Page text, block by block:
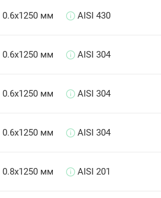
0.6х1250 мм AISI 430
0.6х1250 мм AISI 304
0.6х1250 мм AISI 304
0.6х1250 мм AISI 304
0.8х1250 мм AISI 201